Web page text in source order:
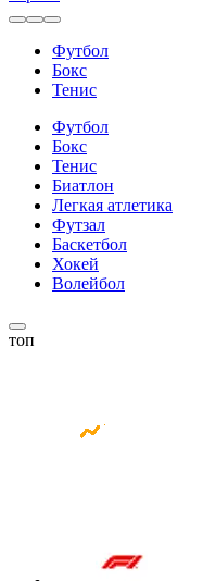
Футбол
Бокс
Тенис
Футбол
Бокс
Тенис
Биатлон
Легкая атлетика
Футзал
Баскетбол
Хокей
Волейбол
топ